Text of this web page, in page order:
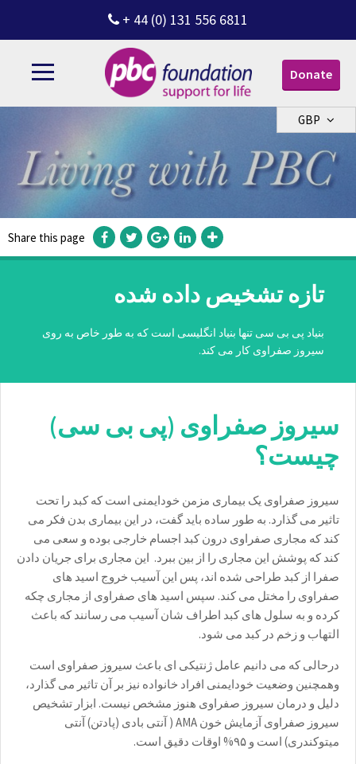
+ 44 (0) 131 556 6811
Donate
GBP
Share this page
تازه تشخیص داده شده
بنیاد پی بی سی تنها بنیاد انگلیسی است که به طور خاص به روی
سیروز صفراوی کار می کند.
سیروز صفراوی (پی بی سی)
چیست؟
سیروز صفراوی یک بیماری مزمن خودایمنی است که کبد را تحت
تاثیر می گذارد. به طور ساده باید گفت، در این بیماری بدن فکر می
کند که مجاری صفراوی درون کبد اجسام خارجی بوده و سعی می
کند که پوشش این مجاری را از بین ببرد. این مجاری برای جریان دادن
صفرا از کبد طراحی شده اند، پس این آسیب خروج اسید های
صفراوی را مختل می کند. سپس اسید های صفراوی از مجاری چکه
کرده و به سلول های کبد اطراف شان آسیب می رسانند که باعث
التهاب و زخم در کبد می شود.
درحالی که می دانیم عامل ژنتیکی ای باعث سیروز صفراوی است
وهمچنین وضعیت خودایمنی افراد خانواده نیز بر آن تاثیر می گذارد،
دلیل و درمان سیروز صفراوی هنوز مشخص نیست. ابزار تشخیص
سیروز صفراوی آزمایش خون AMA ( آنتی بادی (پادتن) آنتی
میتوکندری) است و ۹۵% اوقات دقیق است.